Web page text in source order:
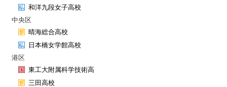
和洋九段女子高校
中央区
晴海総合高校
日本橋女学館高校
港区
東工大附属科学技術高
三田高校